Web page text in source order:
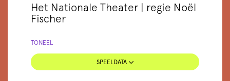
Het Nationale Theater | regie Noël
Fischer
TONEEL
SPEELDATA